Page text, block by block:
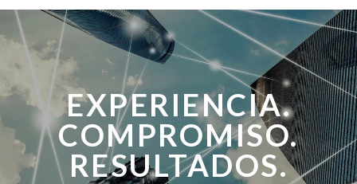
EXPERIENCIA.
COMPROMISO.
RESULTADOS.